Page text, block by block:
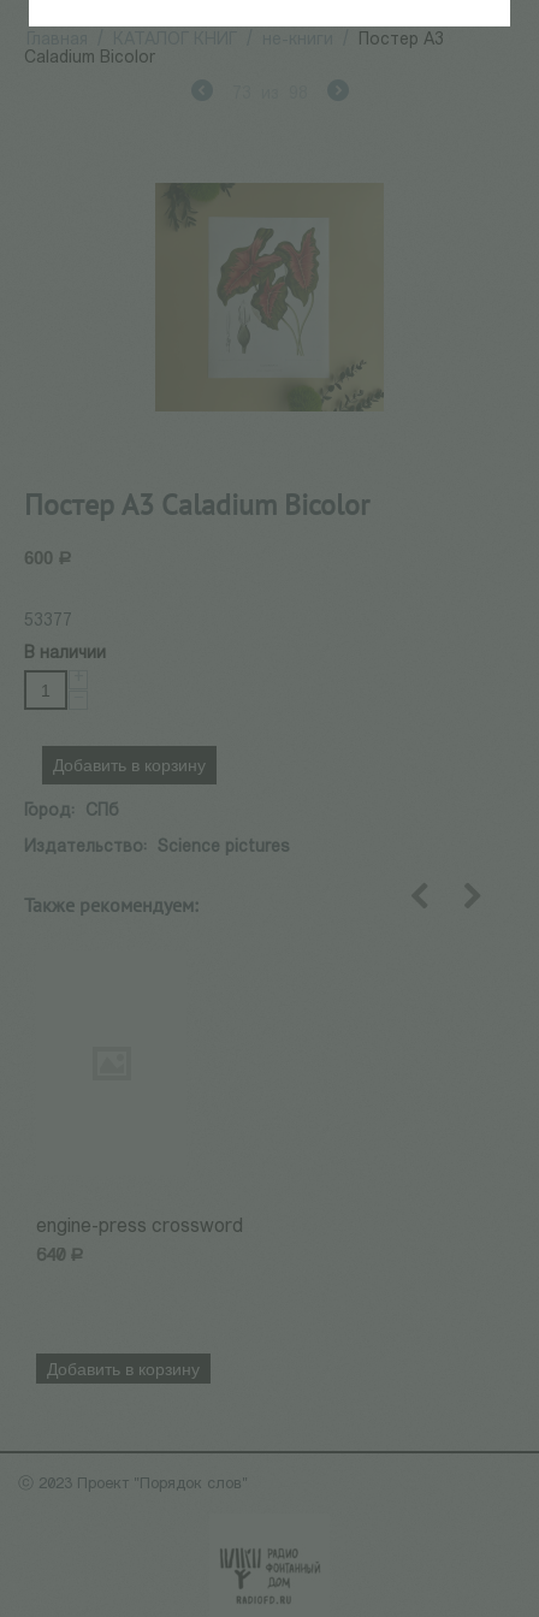
Постер А3
Caladium Bicolor
Постер А3 Caladium Bicolor
600 Р
53377
В наличии
Добавить в корзину
Город:
СПб
Издательство:
Science pictures
Также рекомендуем:
engine-press crossword
640 Р
Добавить в корзину
ⓒ 2023 Проект "Порядок слов"